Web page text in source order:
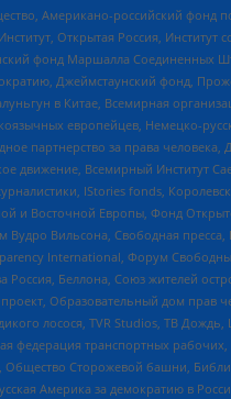
Американо-российский
Открытая Россия,
фонд Маршалла Соединенных
Джеймстаунский фонд,
в Китае, Всемирная
европейцев, Немецко-
за права человека,
Всемирный Институт
IStories fonds,
Восточной Европы, Фонд
Вильсона, Свободная
International, Форум
Беллона, Союз жителей
Образовательный дом
лосося, TVR Studios, ТВ
транспортных
Сторожевой башни,
Америка за демократию в